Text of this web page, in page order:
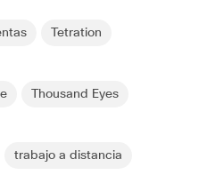
Tetration
Thousand Eyes
trabajo a distancia